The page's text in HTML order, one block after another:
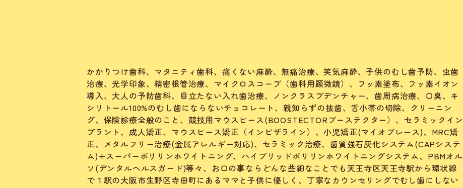
かかりつけ歯科、マタニティ歯科、痛くない麻酔、無痛治療、笑気麻酔、子供のむし歯予防、虫歯
治療、光学印象、精密根管治療、マイクロスコープ（歯科用顕微鏡）、フッ素塗布、フッ素イオン
導入、大人の予防歯科、目立たない入れ歯治療、ノンクラスプデンチャー、歯周病治療、口臭、 キ
シリトール100%のむし歯にならないチョコレート、親知らずの抜歯、舌小帯の切除、クリーニン
グ、保険診療全般のこと、競技用マウスピース(BOOSTECTORブーステクター）、セラミックイン
プラント、成人矯正、マウスピース矯正（インビザライン）、小児矯正(マイオブレース)、MRC矯
正、メタルフリー治療(金属アレルギー対応)、セラミック治療、歯質強石灰化システム(CAPシステ
ム)+スーパーポリリンホワイトニング、ハイブリッドポリリンホワイトニングシステム、PBMオル
ソ(デンタルヘルスガード)等々、お口の事ならどんな些細なことでも天王寺区天王寺駅から環状線
で１駅の大阪市生野区寺田町にあるママと子供に優しく、丁寧なカウンセリングでむし歯にしない